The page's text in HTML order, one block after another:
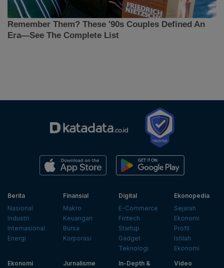
Berita
Nasional
Industri
Internasional
Energi
Finansial
Makro
Keuangan
Bursa
Korporasi
Digital
E-Commerce
Fintech
Startup
Gadget
Teknologi
Ekonopedia
Sejarah
Ekonomi
Profil
Istilah
Ekonomi
Ekonomi
Jurnalisme
In-Depth &
Video